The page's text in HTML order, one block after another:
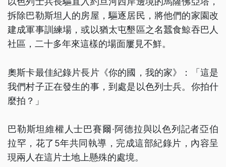
拆除巴勒斯坦人的房屋，驅逐居民，將他們的家園改
建成軍事訓練場，或以猶太屯墾區之名蠶食鯨吞巴人
社區，二十多年來這樣的場面屢見不鮮。
奧斯卡最佳紀錄片長片《你的國，我的家》：「這是
我們村子正在發生的事，到處是以色列士兵。你拍什
麼拍？」
巴勒斯坦維權人士巴賽爾·阿德拉與以色列記者亞伯
拉罕，花了5年共同執導，完成這部紀錄片，內容呈
現兩人在這片土地上懸殊的處境。